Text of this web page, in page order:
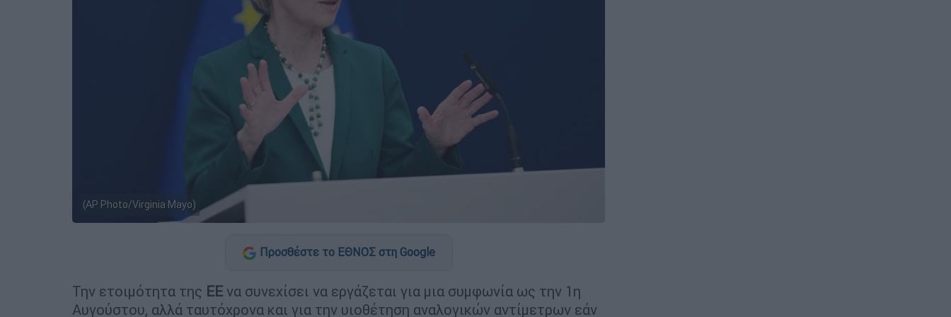
(AP Photo/Virginia Mayo)
Προσθέστε το ΕΘΝΟΣ στη Google
Την ετοιμότητα της ΕΕ να συνεχίσει να εργάζεται για μια συμφωνία ως την 1η
Αυγούστου, αλλά ταυτόχρονα και για την υιοθέτηση αναλογικών αντίμετρων εάν